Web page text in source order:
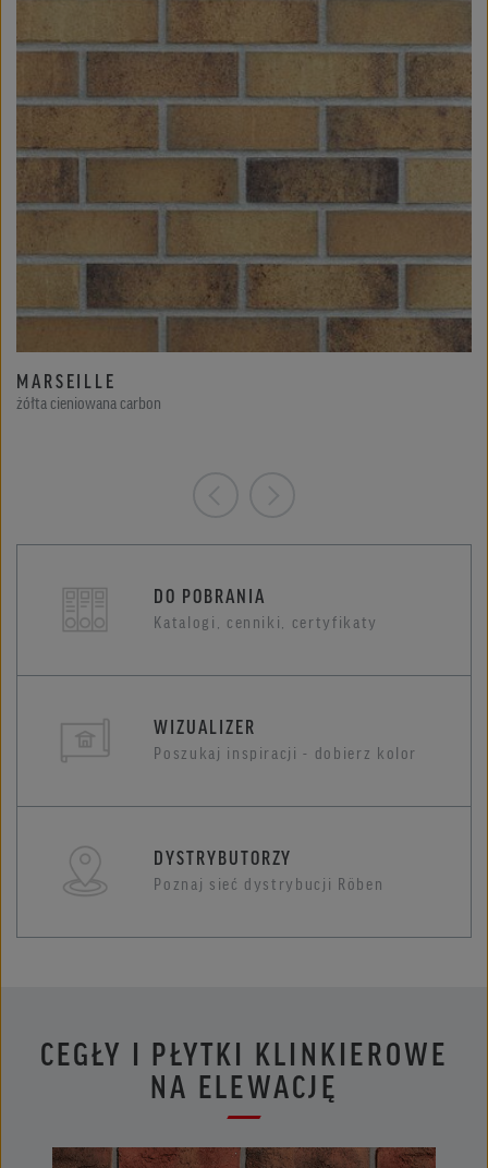
MARSEILLE
żółta cieniowana carbon
DO POBRANIA
Katalogi, cenniki, certyfikaty
WIZUALIZER
Poszukaj inspiracji - dobierz kolor
DYSTRYBUTORZY
Poznaj sieć dystrybucji Röben
CEGŁY I PŁYTKI KLINKIEROWE
NA ELEWACJĘ